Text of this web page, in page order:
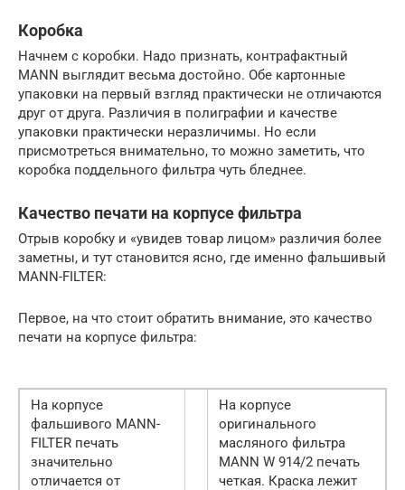
Коробка
Начнем с коробки. Надо признать, контрафактный
MANN выглядит весьма достойно. Обе картонные
упаковки на первый взгляд практически не отличаются
друг от друга. Различия в полиграфии и качестве
упаковки практически неразличимы. Но если
присмотреться внимательно, то можно заметить, что
коробка поддельного фильтра чуть бледнее.
Качество печати на корпусе фильтра
Отрыв коробку и «увидев товар лицом» различия более
заметны, и тут становится ясно, где именно фальшивый
MANN-FILTER:
Первое, на что стоит обратить внимание, это качество
печати на корпусе фильтра:
На корпусе
фальшивого MANN-
FILTER печать
значительно
отличается от
На корпусе
оригинального
масляного фильтра
MANN W 914/2 печать
четкая. Краска лежит